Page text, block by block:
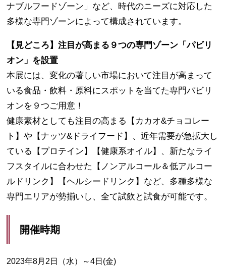
ナブルフードゾーン」など、時代のニーズに対応した
多様な専⾨ゾーンによって構成されています。
【⾒どころ】注⽬が⾼まる９つの専⾨ゾーン「パビリ
オン」を設置
本展には、変化の著しい市場において注⽬が⾼まって
いる⾷品・飲料・原料にスポットを当てた専⾨パビリ
オンを９つご⽤意！
健康素材としても注⽬の⾼まる【カカオ&チョコレー
ト】や【ナッツ&ドライフード】、近年需要が急拡⼤し
ている【プロテイン】【健康系オイル】、新たなライ
フスタイルに合わせた【ノンアルコール＆低アルコー
ルドリンク】【ヘルシードリンク】など、多種多様な
専⾨エリアが勢揃いし、全て試飲と試⾷が可能です。
開催時期
2023年8月2日（水）～4日(金)